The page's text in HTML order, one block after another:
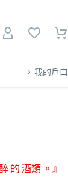
我的戶口
的 酒類 。』